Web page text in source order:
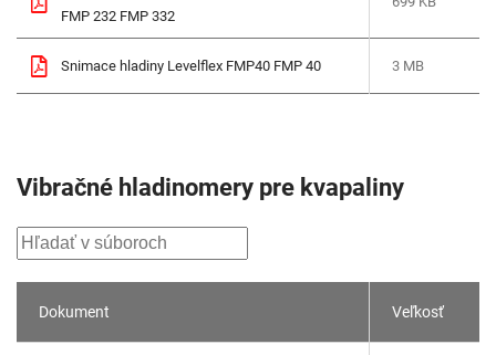
FMP 232 FMP 332
Snimace hladiny Levelflex FMP40 FMP 40 3 MB
Vibračné hladinomery pre kvapaliny
Dokument Veľkosť